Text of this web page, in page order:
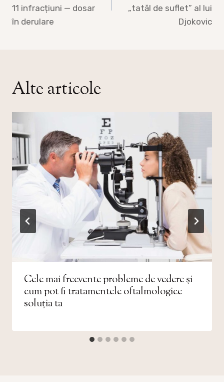
11 infracțiuni — dosar
în derulare
„tatăl de suflet” al lui
Djokovic
Alte articole
Cele mai frecvente probleme de vedere și
cum pot fi tratamentele oftalmologice
soluția ta